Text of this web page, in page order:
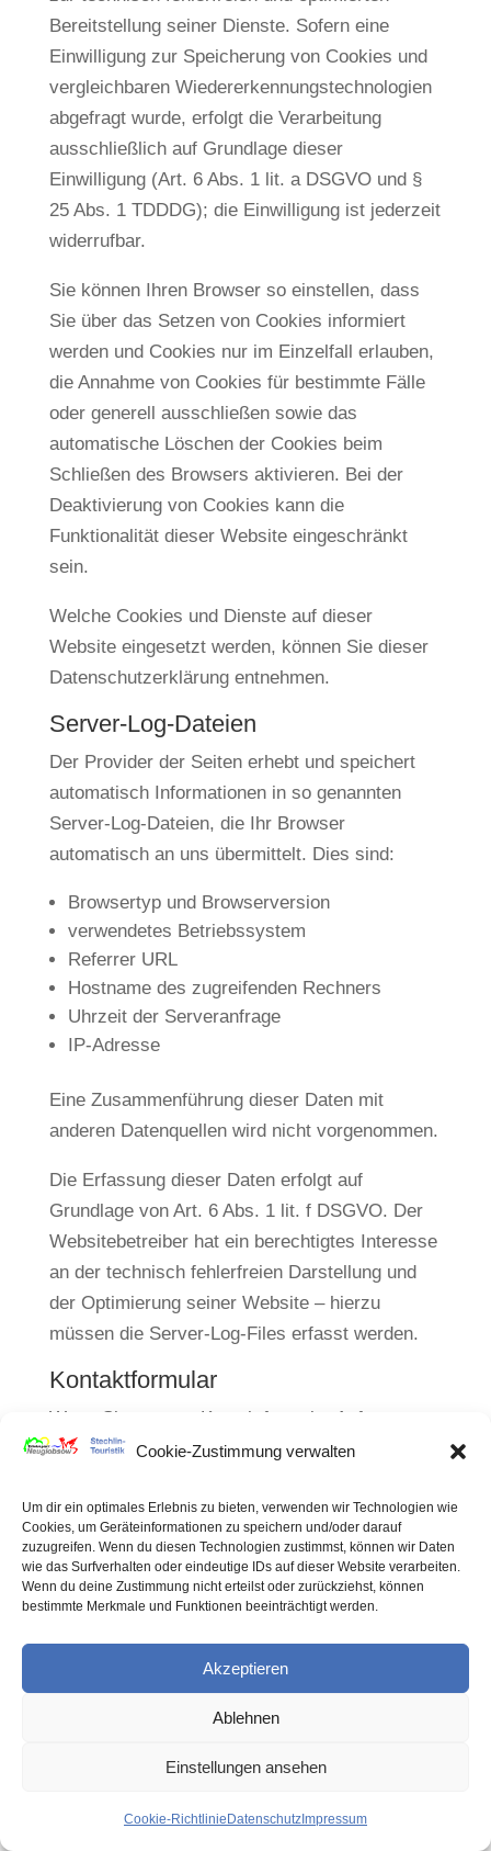
Cookie-Zustimmung verwalten
Um dir ein optimales Erlebnis zu bieten, verwenden wir Technologien wie
Cookies, um Geräteinformationen zu speichern und/oder darauf
zuzugreifen. Wenn du diesen Technologien zustimmst, können wir Daten
wie das Surfverhalten oder eindeutige IDs auf dieser Website verarbeiten.
Wenn du deine Zustimmung nicht erteilst oder zurückziehst, können
bestimmte Merkmale und Funktionen beeinträchtigt werden.
Akzeptieren
Ablehnen
Einstellungen ansehen
Cookie-Richtlinie Datenschutz Impressum
Bereitstellung seiner Dienste. Sofern eine
Einwilligung zur Speicherung von Cookies und
vergleichbaren Wiedererkennungstechnologien
abgefragt wurde, erfolgt die Verarbeitung
ausschließlich auf Grundlage dieser
Einwilligung (Art. 6 Abs. 1 lit. a DSGVO und §
25 Abs. 1 TDDDG); die Einwilligung ist jederzeit
widerrufbar.
Sie können Ihren Browser so einstellen, dass
Sie über das Setzen von Cookies informiert
werden und Cookies nur im Einzelfall erlauben,
die Annahme von Cookies für bestimmte Fälle
oder generell ausschließen sowie das
automatische Löschen der Cookies beim
Schließen des Browsers aktivieren. Bei der
Deaktivierung von Cookies kann die
Funktionalität dieser Website eingeschränkt
sein.
Welche Cookies und Dienste auf dieser
Website eingesetzt werden, können Sie dieser
Datenschutzerklärung entnehmen.
Server-Log-Dateien
Der Provider der Seiten erhebt und speichert
automatisch Informationen in so genannten
Server-Log-Dateien, die Ihr Browser
automatisch an uns übermittelt. Dies sind:
Browsertyp und Browserversion
verwendetes Betriebssystem
Referrer URL
Hostname des zugreifenden Rechners
Uhrzeit der Serveranfrage
IP-Adresse
Eine Zusammenführung dieser Daten mit
anderen Datenquellen wird nicht vorgenommen.
Die Erfassung dieser Daten erfolgt auf
Grundlage von Art. 6 Abs. 1 lit. f DSGVO. Der
Websitebetreiber hat ein berechtigtes Interesse
an der technisch fehlerfreien Darstellung und
der Optimierung seiner Website – hierzu
müssen die Server-Log-Files erfasst werden.
Kontaktformular
Wenn Sie uns per Kontaktformular Anfragen
zukommen lassen, werden Ihre Angaben aus
dort angegebenen Kontaktdaten zwecks
Bearbeitung der Anfrage und für den Fall von
Anschlussfragen bei uns gespeichert. Diese
Daten geben wir nicht ohne Ihre Einwilligung
Die Verarbeitung dieser Daten erfolgt auf
Grundlage von Art. 6 Abs. 1 lit. b DSGVO,
Vertrags zusammenhängt oder zur